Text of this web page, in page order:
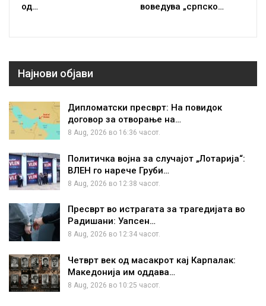
од…
воведува „српско…
Најнови објави
Дипломатски пресврт: На повидок
договор за отворање на…
8 Aug, 2026 во 16:36 часот.
Политичка војна за случајот „Лотарија“:
ВЛЕН го нарече Груби…
8 Aug, 2026 во 12:38 часот.
Пресврт во истрагата за трагедијата во
Радишани: Уапсен…
8 Aug, 2026 во 12:34 часот.
Четврт век од масакрот кај Карпалак:
Македонија им оддава…
8 Aug, 2026 во 10:25 часот.